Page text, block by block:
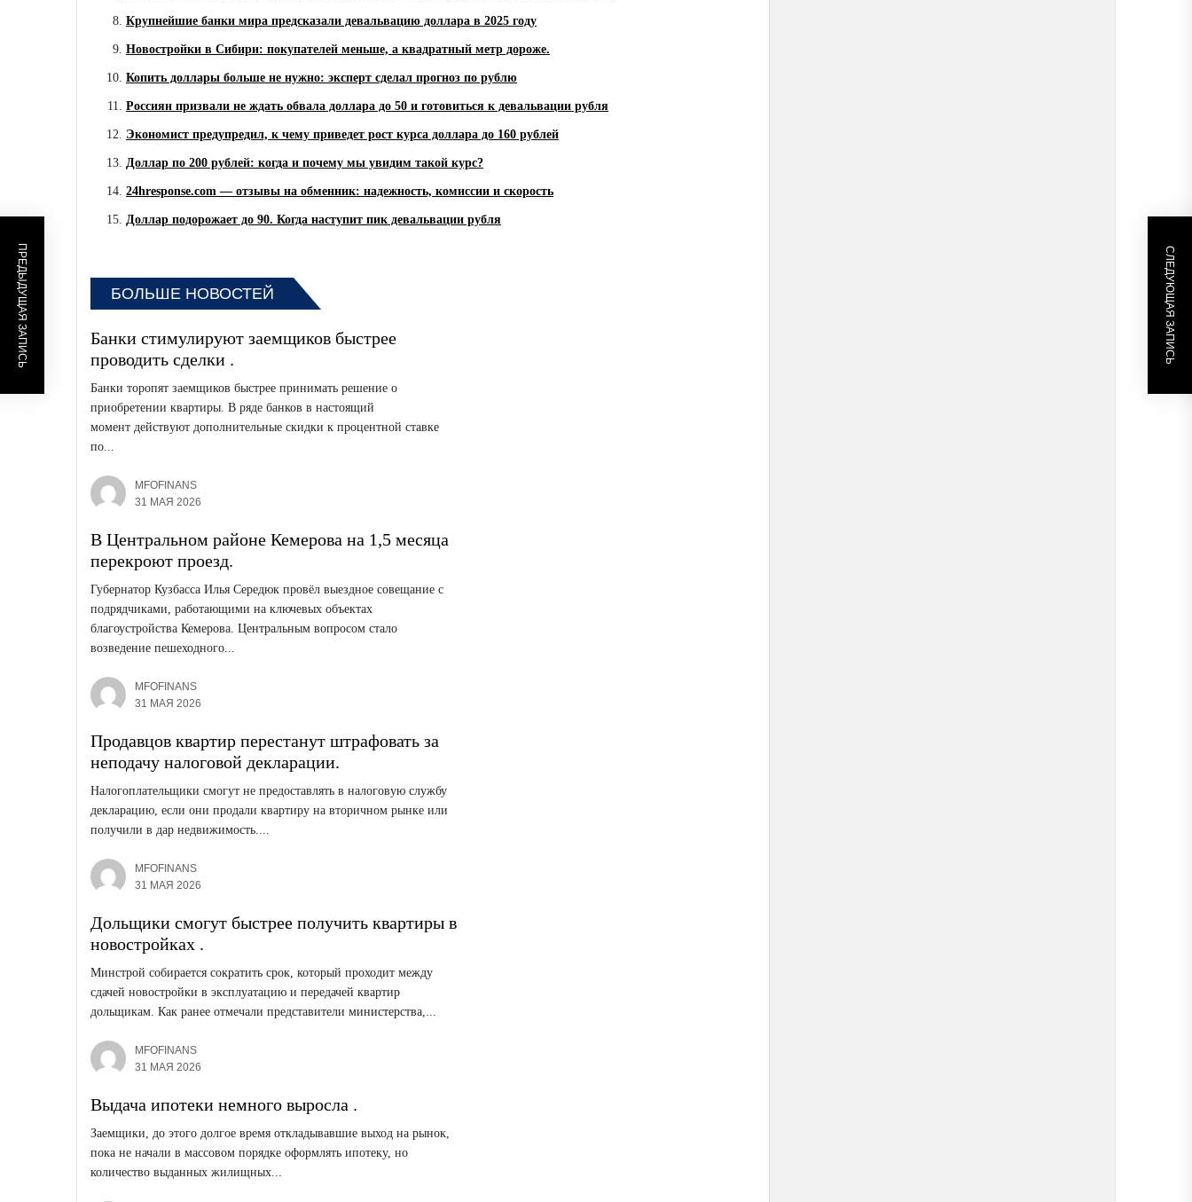
Крупнейшие банки мира предсказали девальвацию доллара в 2025 году
Новостройки в Сибири: покупателей меньше, а квадратный метр дороже.
Копить доллары больше не нужно: эксперт сделал прогноз по рублю
Россиян призвали не ждать обвала доллара до 50 и готовиться к девальвации рубля
Экономист предупредил, к чему приведет рост курса доллара до 160 рублей
Доллар по 200 рублей: когда и почему мы увидим такой курс?
24hresponse.com — отзывы на обменник: надежность, комиссии и скорость
Доллар подорожает до 90. Когда наступит пик девальвации рубля
ПРЕДЫДУЩАЯ ЗАПИСЬ СЛЕДУЮЩАЯ ЗАПИСЬ
БОЛЬШЕ НОВОСТЕЙ
Банки стимулируют заемщиков быстрее
проводить сделки .
Банки торопят заемщиков быстрее принимать решение о
приобретении квартиры. В ряде банков в настоящий
момент действуют дополнительные скидки к процентной ставке
по...
MFOFINANS
31 МАЯ 2026
В Центральном районе Кемерова на 1,5 месяца
перекроют проезд.
Губернатор Кузбасса Илья Середюк провёл выездное совещание с
подрядчиками, работающими на ключевых объектах
благоустройства Кемерова. Центральным вопросом стало
возведение пешеходного...
MFOFINANS
31 МАЯ 2026
Продавцов квартир перестанут штрафовать за
неподачу налоговой декларации.
Налогоплательщики смогут не предоставлять в налоговую службу
декларацию, если они продали квартиру на вторичном рынке или
получили в дар недвижимость....
MFOFINANS
31 МАЯ 2026
Дольщики смогут быстрее получить квартиры в
новостройках .
Минстрой собирается сократить срок, который проходит между
сдачей новостройки в эксплуатацию и передачей квартир
дольщикам. Как ранее отмечали представители министерства,...
MFOFINANS
31 МАЯ 2026
Выдача ипотеки немного выросла .
Заемщики, до этого долгое время откладывавшие выход на рынок,
пока не начали в массовом порядке оформлять ипотеку, но
количество выданных жилищных...